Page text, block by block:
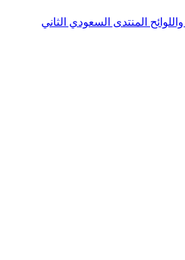
المنتدى السعودي الثاني